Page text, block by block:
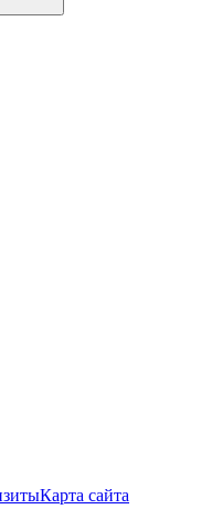
Карта сайта